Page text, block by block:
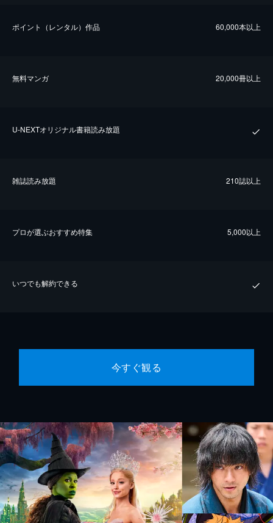
ポイント（レンタル）作品 60,000本以上
無料マンガ 20,000冊以上
U-NEXTオリジナル書籍読み放題
雑誌読み放題 210誌以上
プロが選ぶおすすめ特集 5,000以上
いつでも解約できる
今すぐ観る